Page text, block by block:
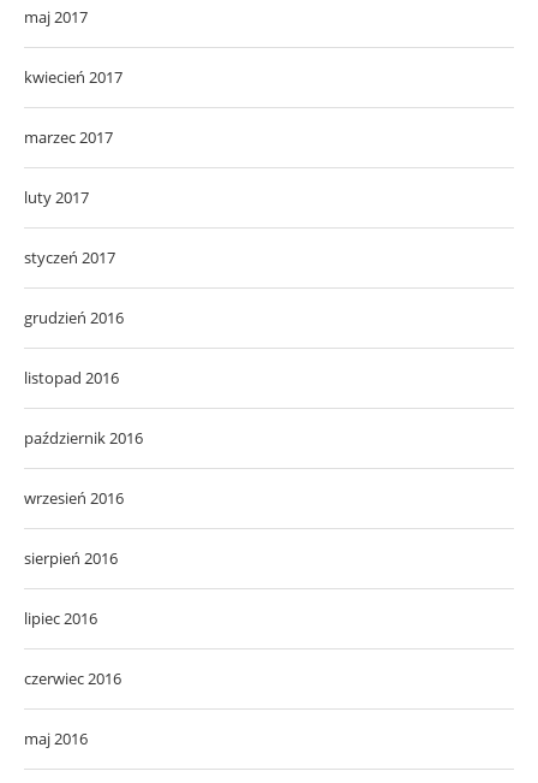
maj 2017
kwiecień 2017
marzec 2017
luty 2017
styczeń 2017
grudzień 2016
listopad 2016
październik 2016
wrzesień 2016
sierpień 2016
lipiec 2016
czerwiec 2016
maj 2016